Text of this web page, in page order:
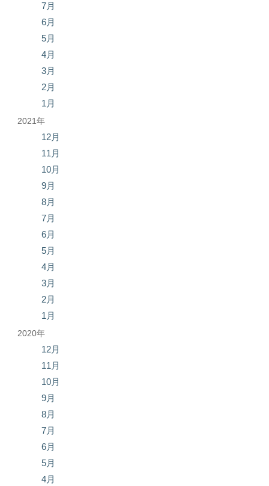
7月
6月
5月
4月
3月
2月
1月
2021年
12月
11月
10月
9月
8月
7月
6月
5月
4月
3月
2月
1月
2020年
12月
11月
10月
9月
8月
7月
6月
5月
4月